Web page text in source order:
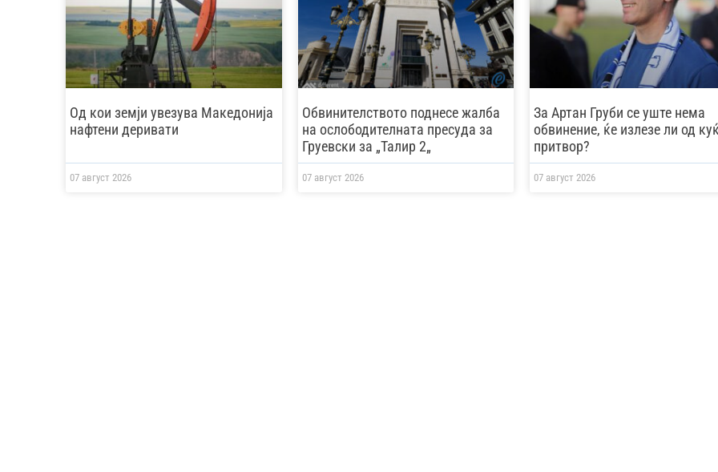
Од кои земји увезува Македонија
нафтени деривати
07 август 2026
Обвинителството поднесе жалба
на ослободителната пресуда за
Груевски за „Талир 2„
07 август 2026
За Артан Груби се уште нема
обвинение, ќе излезе ли од
притвор?
07 август 2026